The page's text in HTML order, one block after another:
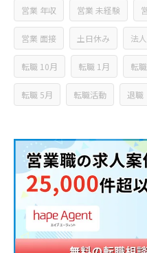
営業 年収 営業 未経験
営業 面接 土日休み 法
転職 10月 転職 1月 転
転職 5月 転職活動 退職